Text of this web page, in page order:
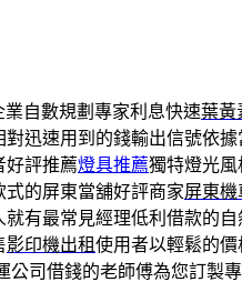
自數規劃專家利息快速葉黃
對迅速用到的錢輸出信號依
好評推薦燈具推薦獨特燈光
的屏東當舖好評商家屏東
就有最常見經理低利借款的
影印機出租使用者以輕鬆的
公司借錢的老師傅為您訂製